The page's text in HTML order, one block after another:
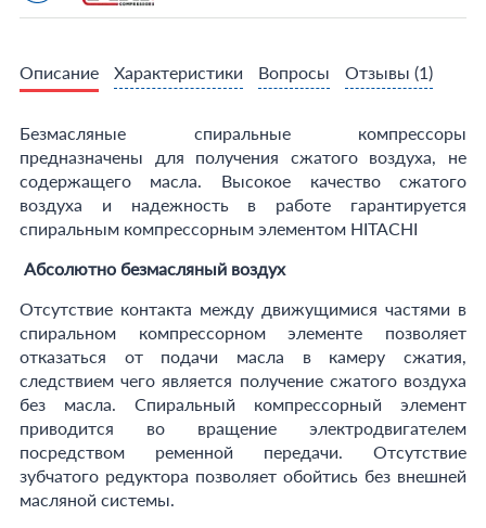
Описание Характеристики Вопросы Отзывы (1)
Безмасляные спиральные компрессоры
предназначены для получения сжатого воздуха, не
содержащего масла. Высокое качество сжатого
воздуха и надежность в работе гарантируется
спиральным компрессорным элементом HITACHI
Абсолютно безмасляный воздух
Отсутствие контакта между движущимися частями в
спиральном компрессорном элементе позволяет
отказаться от подачи масла в камеру сжатия,
следствием чего является получение сжатого воздуха
без масла. Спиральный компрессорный элемент
приводится во вращение электродвигателем
посредством ременной передачи. Отсутствие
зубчатого редуктора позволяет обойтись без внешней
масляной системы.